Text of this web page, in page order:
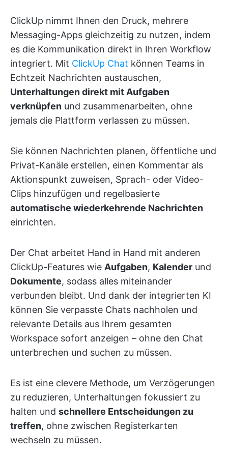
ClickUp nimmt Ihnen den Druck, mehrere
Messaging-Apps gleichzeitig zu nutzen, indem
es die Kommunikation direkt in Ihren Workflow
integriert. Mit ClickUp Chat können Teams in
Echtzeit Nachrichten austauschen,
Unterhaltungen direkt mit Aufgaben
verknüpfen und zusammenarbeiten, ohne
jemals die Plattform verlassen zu müssen.
Sie können Nachrichten planen, öffentliche und
Privat-Kanäle erstellen, einen Kommentar als
Aktionspunkt zuweisen, Sprach- oder Video-
Clips hinzufügen und regelbasierte
automatische wiederkehrende Nachrichten
einrichten.
Der Chat arbeitet Hand in Hand mit anderen
ClickUp-Features wie Aufgaben, Kalender und
Dokumente, sodass alles miteinander
verbunden bleibt. Und dank der integrierten KI
können Sie verpasste Chats nachholen und
relevante Details aus Ihrem gesamten
Workspace sofort anzeigen – ohne den Chat
unterbrechen und suchen zu müssen.
Es ist eine clevere Methode, um Verzögerungen
zu reduzieren, Unterhaltungen fokussiert zu
halten und schnellere Entscheidungen zu
treffen, ohne zwischen Registerkarten
wechseln zu müssen.